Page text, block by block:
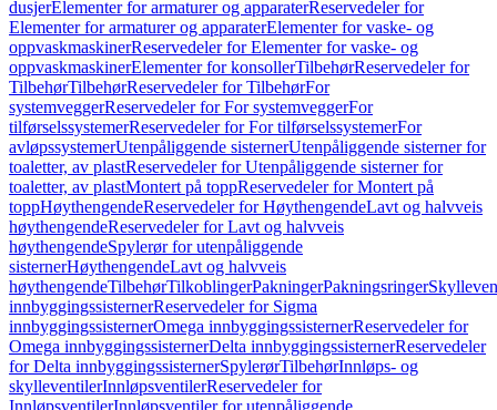
dusjerElementer for armaturer og apparaterReservedeler for
Elementer for armaturer og apparaterElementer for vaske- og
oppvaskmaskinerReservedeler for Elementer for vaske- og
oppvaskmaskinerElementer for konsollerTilbehørReservedeler for
TilbehørTilbehørReservedeler for TilbehørFor
systemveggerReservedeler for For systemveggerFor
tilførselssystemerReservedeler for For tilførselssystemerFor
avløpssystemerUtenpåliggende sisternerUtenpåliggende sisterner for
toaletter, av plastReservedeler for Utenpåliggende sisterner for
toaletter, av plastMontert på toppReservedeler for Montert på
toppHøythengendeReservedeler for HøythengendeLavt og halvveis
høythengendeReservedeler for Lavt og halvveis
høythengendeSpylerør for utenpåliggende
sisternerHøythengendeLavt og halvveis
høythengendeTilbehørTilkoblingerPakningerPakningsringer
innbyggingssisternerReservedeler for Sigma
innbyggingssisternerOmega innbyggingssisternerReservedeler for
Omega innbyggingssisternerDelta innbyggingssisternerReservedeler
for Delta innbyggingssisternerSpylerørTilbehørInnløps- og
skylleventilerInnløpsventilerReservedeler for
InnløpsventilerInnløpsventiler for utenpåliggende